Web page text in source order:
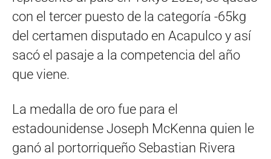
con el tercer puesto de la categoría -65kg
del certamen disputado en Acapulco y así
sacó el pasaje a la competencia del año
que viene.
La medalla de oro fue para el
estadounidense Joseph McKenna quien le
ganó al portorriqueño Sebastian Rivera